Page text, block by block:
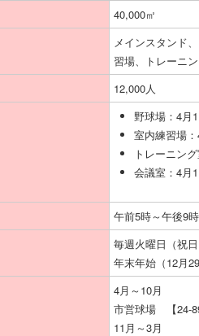
40,000㎡
メインスタンド
習場、トレーニ
12,000人
野球場：4月
室内練習場
トレーニン
会議室：4月
午前5時～午後9時
毎週火曜日（祝
年末年始（12月
4月～10月
市営球場 【24-
11月～3月